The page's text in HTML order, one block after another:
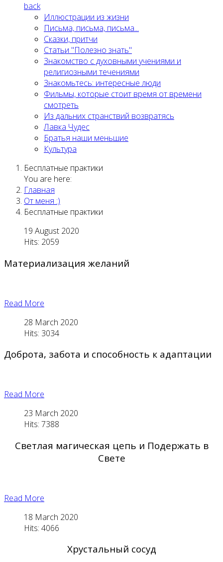
back
Иллюстрации из жизни
Письма, письма, письма...
Сказки, притчи
Статьи "Полезно знать"
Знакомство с духовными учениями и
религиозными течениями
Знакомьтесь: интересные люди
Фильмы, которые стоит время от времени
смотреть
Из дальних странствий возвратясь
Лавка Чудес
Братья наши меньшие
Культура
Бесплатные практики
You are here:
Главная
От меня :)
Бесплатные практики
19 August 2020
Hits: 2059
Материализация желаний
Read More
28 March 2020
Hits: 3034
Доброта, забота и способность к адаптации
Read More
23 March 2020
Hits: 7388
Светлая магическая цепь и Подержать в
Свете
Read More
18 March 2020
Hits: 4066
Хрустальный сосуд